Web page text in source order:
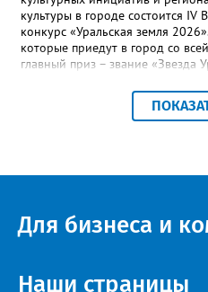
культуры в городе состоится IV
конкурс «Уральская земля
которые приедут в город со
главный приз – звание «Звезда
прослушивания участников,
наставников, выступления
Челябинской, Свердловской,
идейный вдохновитель,
певец, победитель главного
искусства «Золотая лира»,
Для бизнеса и
Наши страницы